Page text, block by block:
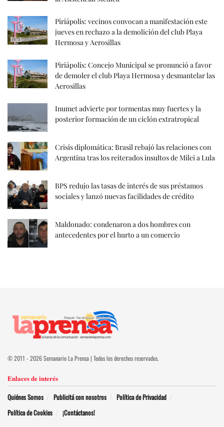
Piriápolis: vecinos convocan a manifestación este
jueves en rechazo a la demolición del club Playa
Hermosa y Aerosillas
Piriápolis: Concejo Municipal se pronunció a favor
de demoler el club Playa Hermosa y desmantelar las
Aerosillas
Inumet advierte por tormentas muy fuertes y la
posterior formación de un ciclón extratropical
Crisis diplomática: Brasil rebajó las relaciones con
Argentina tras los reiterados insultos de Milei a Lula
BPS redujo las tasas de interés de sus préstamos
sociales y lanzó nuevas facilidades de crédito
Maldonado: condenaron a dos hombres con
antecedentes por el hurto a un comercio
© 2011 - 2026 Semanario La Prensa | Todos los derechos reservados.
Enlaces de interés
Quiénes Somos Publicitá con nosotros
Política de Privacidad
Política de Cookies
¡Contáctanos!